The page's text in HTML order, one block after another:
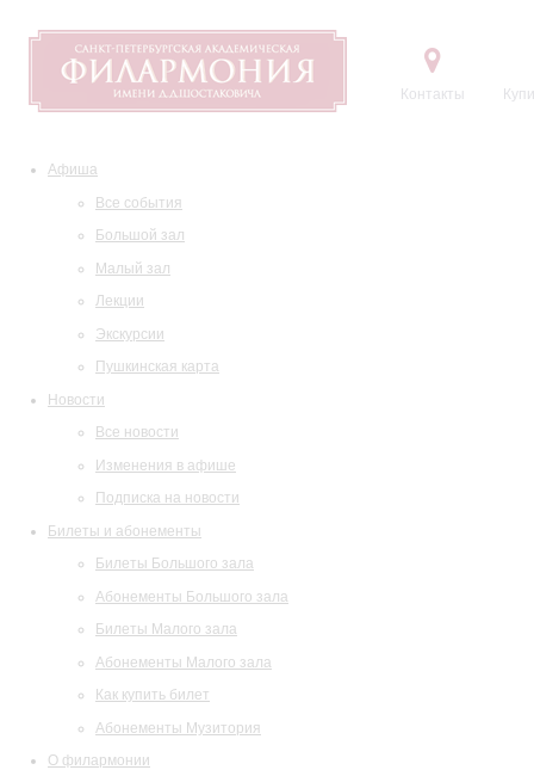
Контакты
Афиша
Все события
Большой зал
Малый зал
Лекции
Экскурсии
Пушкинская карта
Новости
Все новости
Изменения в афише
Подписка на новости
Билеты и абонементы
Билеты Большого зала
Абонементы Большого зала
Билеты Малого зала
Абонементы Малого зала
Как купить билет
Абонементы Музитория
О филармонии